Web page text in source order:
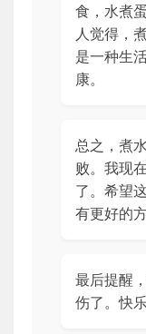
食，水煮
人觉得，
是一种生
康。
总之，煮
败。我现
了。希望
有更好的
最后提醒
伤了。快